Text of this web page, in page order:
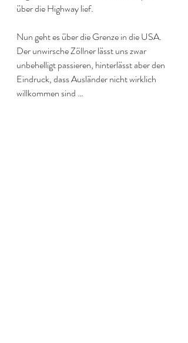
über die Highway lief.
Nun geht es über die Grenze in die USA.
Der unwirsche Zöllner lässt uns zwar
unbehelligt passieren, hinterlässt aber den
Eindruck, dass Ausländer nicht wirklich
willkommen sind …